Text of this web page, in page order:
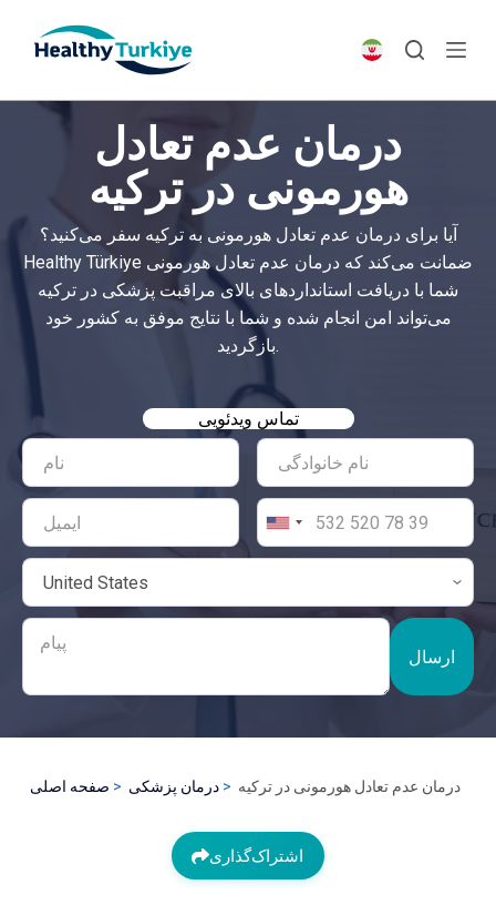
p
o
t
e
درمان عدم تعادل
هورمونی در ترکیه
آیا برای درمان عدم تعادل هورمونی به ترکیه سفر می‌کنید؟
Healthy Türkiye ضمانت می‌کند که درمان عدم تعادل هورمونی
شما با دریافت استانداردهای بالای مراقبت پزشکی در ترکیه
می‌تواند امن انجام شده و شما با نتایج موفق به کشور خود
بازگردید.
تماس ویدئویی
ارسال
صفحه اصلی درمان پزشکی درمان عدم تعادل هورمونی در ترکیه
اشتراک‌گذاری